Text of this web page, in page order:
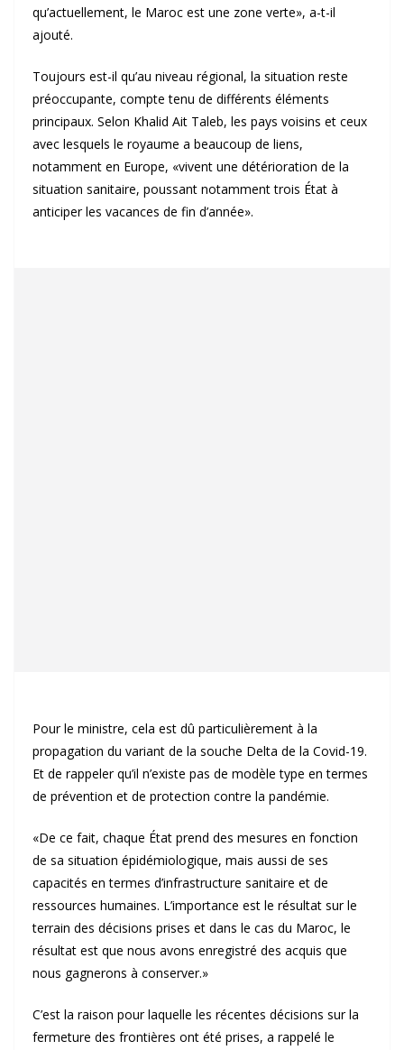
qu’actuellement, le Maroc est une zone verte», a-t-il
ajouté.
Toujours est-il qu’au niveau régional, la situation reste
préoccupante, compte tenu de différents éléments
principaux. Selon Khalid Ait Taleb, les pays voisins et ceux
avec lesquels le royaume a beaucoup de liens,
notamment en Europe, «vivent une détérioration de la
situation sanitaire, poussant notamment trois État à
anticiper les vacances de fin d’année».
Pour le ministre, cela est dû particulièrement à la
propagation du variant de la souche Delta de la Covid-19.
Et de rappeler qu’il n’existe pas de modèle type en termes
de prévention et de protection contre la pandémie.
«De ce fait, chaque État prend des mesures en fonction
de sa situation épidémiologique, mais aussi de ses
capacités en termes d’infrastructure sanitaire et de
ressources humaines. L’importance est le résultat sur le
terrain des décisions prises et dans le cas du Maroc, le
résultat est que nous avons enregistré des acquis que
nous gagnerons à conserver.»
C’est la raison pour laquelle les récentes décisions sur la
fermeture des frontières ont été prises, a rappelé le